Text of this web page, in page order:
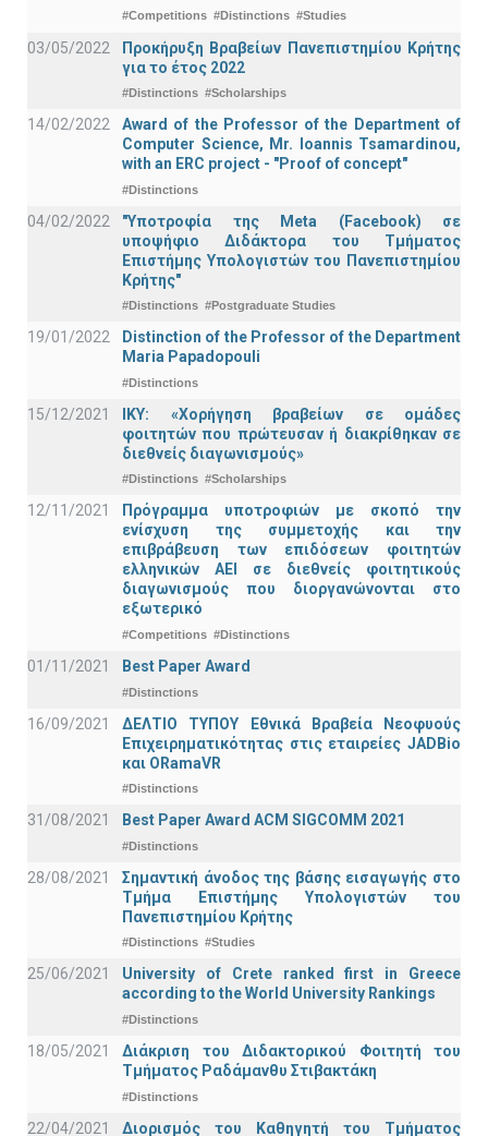
#Competitions #Distinctions #Studies
03/05/2022
Προκήρυξη Βραβείων Πανεπιστημίου Κρήτης
για το έτος 2022
#Distinctions #Scholarships
14/02/2022
Award of the Professor of the Department of
Computer Science, Mr. Ioannis Tsamardinou,
with an ERC project - "Proof of concept"
#Distinctions
04/02/2022
"Υποτροφία της Meta (Facebook) σε
υποψήφιο Διδάκτορα του Τμήματος
Επιστήμης Υπολογιστών του Πανεπιστημίου
Κρήτης"
#Distinctions #Postgraduate Studies
19/01/2022
Distinction of the Professor of the Department
Maria Papadopouli
#Distinctions
15/12/2021
IKY: «Χορήγηση βραβείων σε ομάδες
φοιτητών που πρώτευσαν ή διακρίθηκαν σε
διεθνείς διαγωνισμούς»
#Distinctions #Scholarships
12/11/2021
Πρόγραμμα υποτροφιών με σκοπό την
ενίσχυση της συμμετοχής και την
επιβράβευση των επιδόσεων φοιτητών
ελληνικών ΑΕΙ σε διεθνείς φοιτητικούς
διαγωνισμούς που διοργανώνονται στο
εξωτερικό
#Competitions #Distinctions
01/11/2021 Best Paper Award
#Distinctions
16/09/2021
ΔΕΛΤΙΟ ΤΥΠΟΥ Εθνικά Βραβεία Νεοφυούς
Επιχειρηματικότητας στις εταιρείες JADBio
και ORamaVR
#Distinctions
31/08/2021 Best Paper Award ACM SIGCOMM 2021
#Distinctions
28/08/2021
Σημαντική άνοδος της βάσης εισαγωγής στο
Τμήμα Επιστήμης Υπολογιστών του
Πανεπιστημίου Κρήτης
#Distinctions #Studies
25/06/2021
University of Crete ranked first in Greece
according to the World University Rankings
#Distinctions
18/05/2021
Διάκριση του Διδακτορικού Φοιτητή του
Τμήματος Ραδάμανθυ Στιβακτάκη
#Distinctions
22/04/2021 Διορισμός του Καθηγητή του Τμήματος